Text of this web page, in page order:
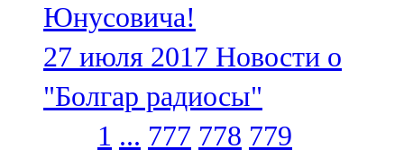
Юнусовича!
27 июля 2017 Новости о
"Болгар радиосы"
1 ... 777 778 779